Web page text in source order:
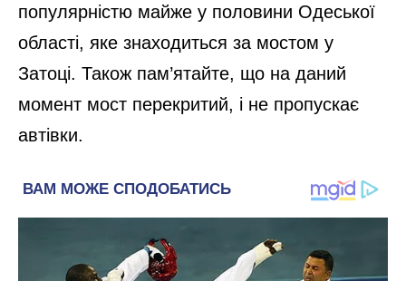
популярністю майже у половини Одеської
області, яке знаходиться за мостом у
Затоці. Також пам’ятайте, що на даний
момент мост перекритий, і не пропускає
автівки.